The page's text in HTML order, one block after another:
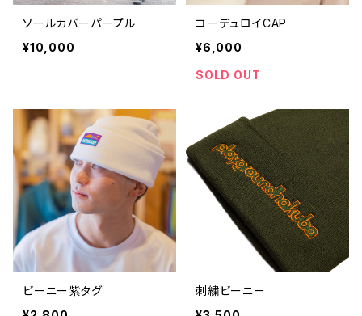
ソールカバーパープル
¥10,000
コーデュロイCAP
¥6,000
SOLD OUT
ビーニー紫タグ
刺繍ビーニー